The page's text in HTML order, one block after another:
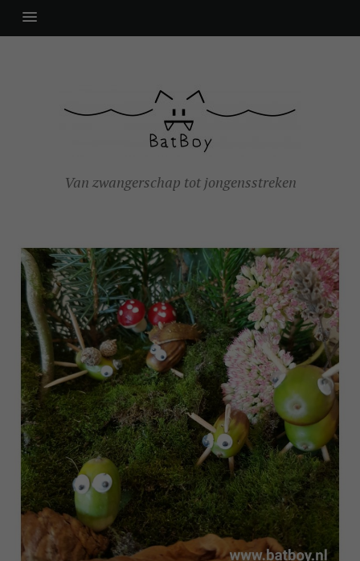
Van zwangerschap tot jongensstreken